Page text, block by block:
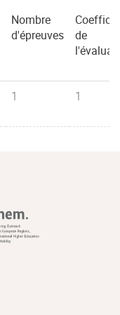
Nombre
d'épreuves
de
1 1